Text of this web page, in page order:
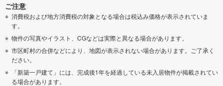
ご注意
消費税および地方消費税の対象となる場合は税込み価格が表示されていま
す。
物件の写真やイラスト、CGなどは実際と異なる場合があります。
市区町村の合併などにより、地図が表示されない場合があります。ご了承く
ださい。
「新築一戸建て」には、完成後1年を経過している未入居物件が掲載されてい
る場合があります。